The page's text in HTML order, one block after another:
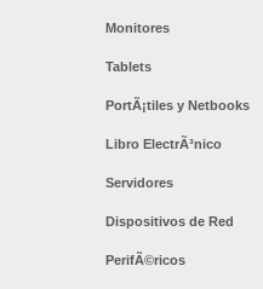
Monitores
Tablets
PortÃ¡tiles y Netbooks
Libro ElectrÃ³nico
Servidores
Dispositivos de Red
PerifÃ©ricos